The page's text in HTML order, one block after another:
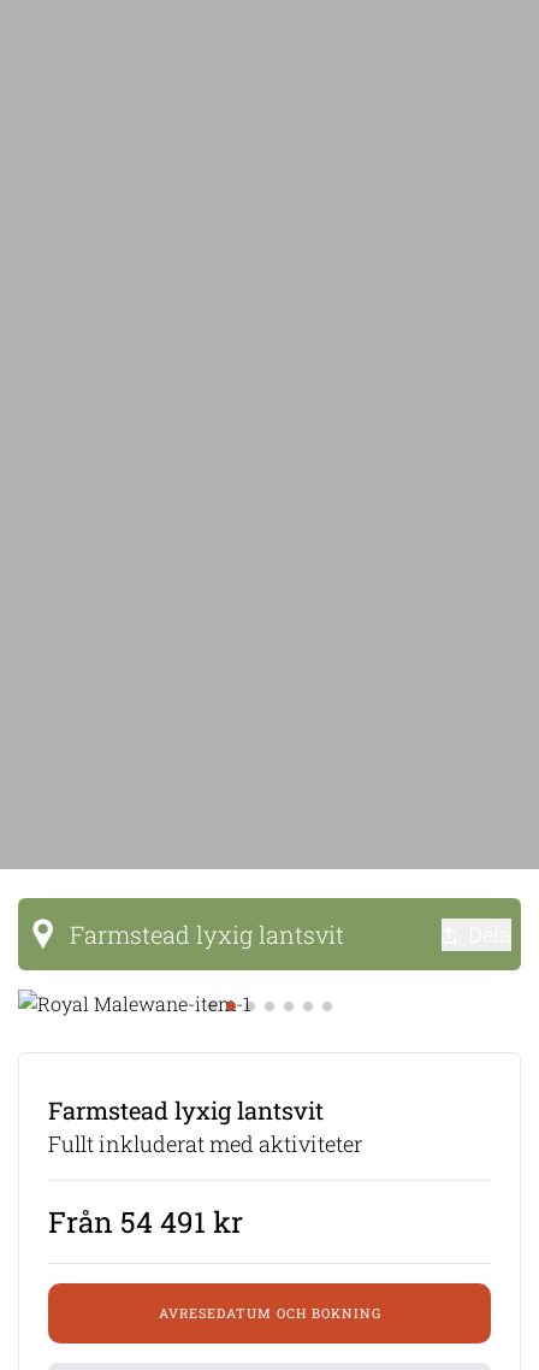
Farmstead lyxig lantsvit
Farmstead lyxig lantsvit
Fullt inkluderat med aktiviteter
Från 54 491 kr
AVRESEDATUM OCH BOKNING